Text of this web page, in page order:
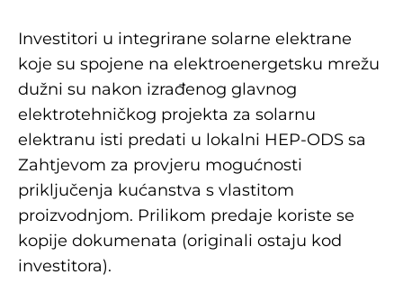
Investitori u integrirane solarne elektrane
koje su spojene na elektroenergetsku mrežu
dužni su nakon izrađenog glavnog
elektrotehničkog projekta za solarnu
elektranu isti predati u lokalni HEP-ODS sa
Zahtjevom za provjeru mogućnosti
priključenja kućanstva s vlastitom
proizvodnjom. Prilikom predaje koriste se
kopije dokumenata (originali ostaju kod
investitora).